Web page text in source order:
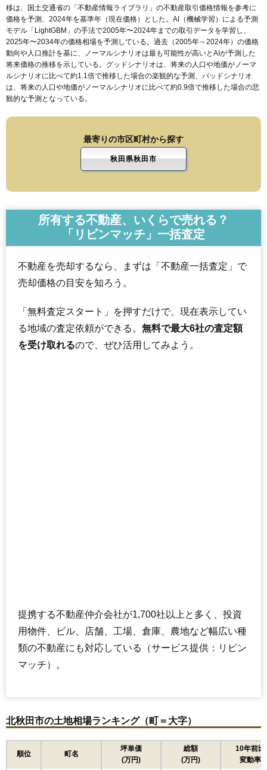
移は、国土交通省の「 不動産情報ライブラリ 」の不動産取引価格情報を参考に
価格を予測、2024年を基準年（現在価格）とした。AI（機械学習）による予測
モデル「LightGBM」の手法で2005年〜2024年までの取引データを学習し、
2025年〜2034年の価格相場を予測している。過去（2005年～2024年）の価格
動向や人口推計を基に、ノーマルシナリオは最も可能性が高いとAIが予測した
将来価格の推移を示している。グッドシナリオは、将来の人口や地価がノーマ
ルシナリオに比べて約1.1倍で推移した場合の楽観的な予測、バッドシナリオ
は、将来の人口や地価がノーマルシナリオに比べて約0.9倍で推移した場合の悲
観的な予測となっている。
最寄りの市区町村から探す
秋田県秋田市
所有する不動産、いくらで売れる？
「リビンマッチ」一括査定
不動産を売却するなら、まずは「不動産一括査定」で
売却価格の目安を知ろう。
「無料査定スタート」を押すだけで、現在表示してい
る地域の査定依頼ができる。 無料で最大6社の査定額
を受け取れるので、ぜひ活用してみよう。
提携する不動産仲介会社が1,700社以上と多く、投資
用物件、ビル、店舗、工場、倉庫、農地など幅広い種
類の不動産にも対応している（サービス提供：リビン
マッチ）。
北秋田市の土地相場ランキング（町＝大字）
順位 町名
坪単価
(万円)
総額
(万円)
10年前比
変動率